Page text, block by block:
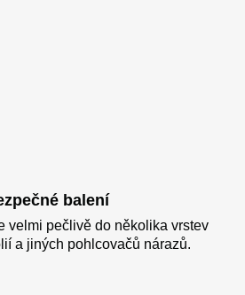
balení
velmi pečlivě do několika vrstev
a jiných pohlcovačů nárazů.